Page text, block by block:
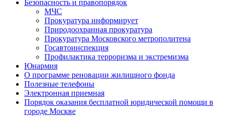
Безопасность и правопорядок
МЧС
Прокуратура информирует
Природоохранная прокуратура
Прокуратура Московского метрополитена
Госавтоинспекция
Профилактика терроризма и экстремизма
Юнармия
О программе реновации жилищного фонда
Полезные телефоны
Электронная приемная
Порядок оказания бесплатной юридической помощи в
городе Москве